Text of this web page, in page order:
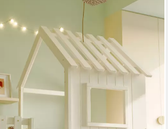
Ablageflächen, Leiter und Schutzzaun
und Fenster, Spielhaus Jugendbett